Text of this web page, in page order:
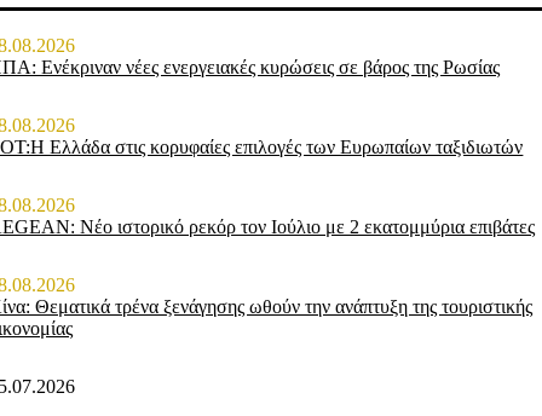
Ενέκριναν νέες ενεργειακές κυρώσεις σε βάρος της Ρωσίας
Ελλάδα στις κορυφαίες επιλογές των Ευρωπαίων ταξιδιωτών
Νέο ιστορικό ρεκόρ τον Ιούλιο με 2 εκατομμύρια επιβάτες
Θεματικά τρένα ξενάγησης ωθούν την ανάπτυξη της τουριστικής